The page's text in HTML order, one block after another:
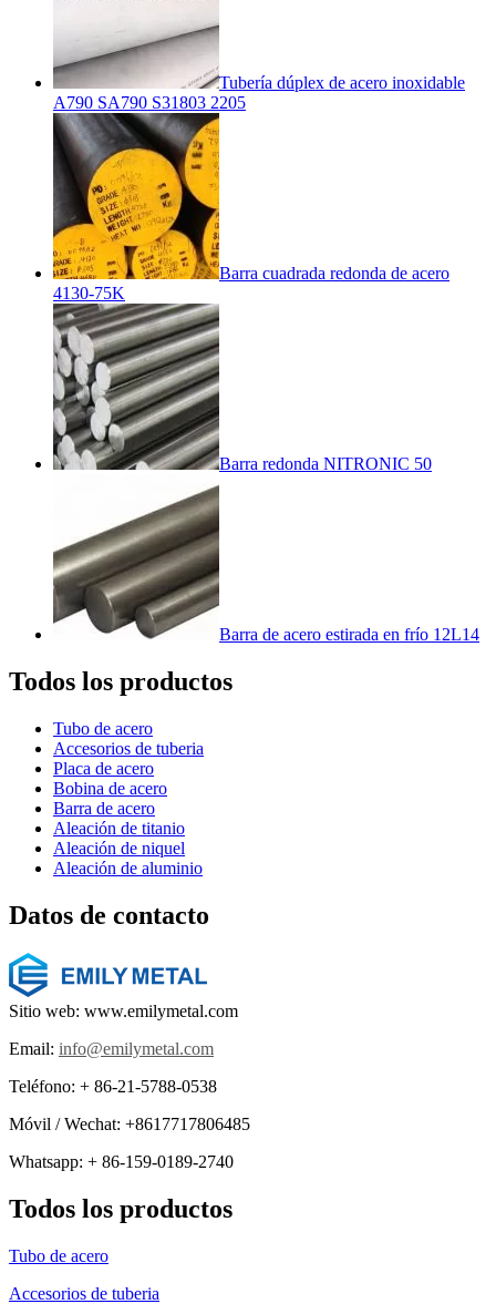
Tubería dúplex de acero inoxidable
A790 SA790 S31803 2205
Barra cuadrada redonda de acero
4130-75K
Barra redonda NITRONIC 50
Barra de acero estirada en frío 12L14
Todos los productos
Tubo de acero
Accesorios de tuberia
Placa de acero
Bobina de acero
Barra de acero
Aleación de titanio
Aleación de niquel
Aleación de aluminio
Datos de contacto
Sitio web: www.emilymetal.com
Email: info@emilymetal.com
Teléfono: + 86-21-5788-0538
Móvil / Wechat: +8617717806485
Whatsapp: + 86-159-0189-2740
Todos los productos
Tubo de acero
Accesorios de tuberia